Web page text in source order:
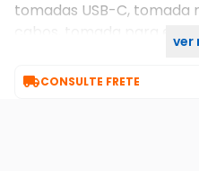
tomadas USB-C,
cabos, tomada para
ver
CONSULTE FRETE